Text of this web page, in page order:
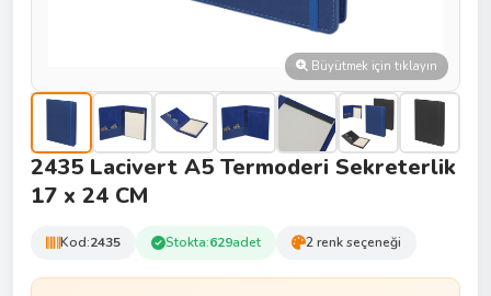
Büyütmek için tıklayın
2435 Lacivert A5 Termoderi Sekreterlik
17 x 24 CM
Kod:2435 Stokta:629adet 2 renk seçeneği